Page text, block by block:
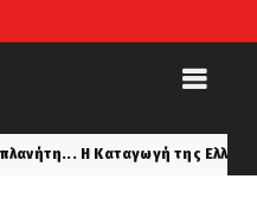
της Ελληνικής